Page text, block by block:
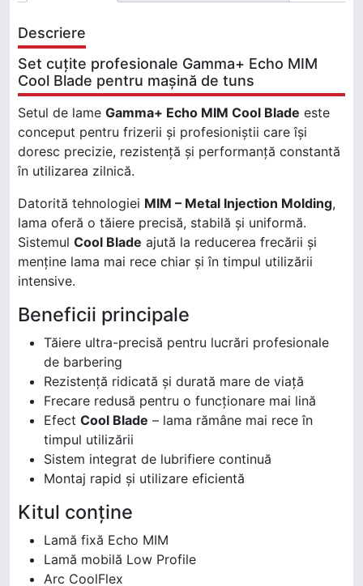
Descriere
Set cuțite profesionale Gamma+ Echo MIM
Cool Blade pentru mașină de tuns
Setul de lame Gamma+ Echo MIM Cool Blade este
conceput pentru frizerii și profesioniștii care își
doresc precizie, rezistență și performanță constantă
în utilizarea zilnică.
Datorită tehnologiei MIM – Metal Injection Molding,
lama oferă o tăiere precisă, stabilă și uniformă.
Sistemul Cool Blade ajută la reducerea frecării și
menține lama mai rece chiar și în timpul utilizării
intensive.
Beneficii principale
Tăiere ultra-precisă pentru lucrări profesionale
de barbering
Rezistență ridicată și durată mare de viață
Frecare redusă pentru o funcționare mai lină
Efect Cool Blade – lama rămâne mai rece în
timpul utilizării
Sistem integrat de lubrifiere continuă
Montaj rapid și utilizare eficientă
Kitul conține
Lamă fixă Echo MIM
Lamă mobilă Low Profile
Arc CoolFlex